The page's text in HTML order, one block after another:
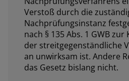
Verstoß durch die
Nachprüfungsinstanz
nach § 135 Abs. 1 GWB
der streitgegenständliche
an unwirksam ist. Andere
das Gesetz bislang nicht.